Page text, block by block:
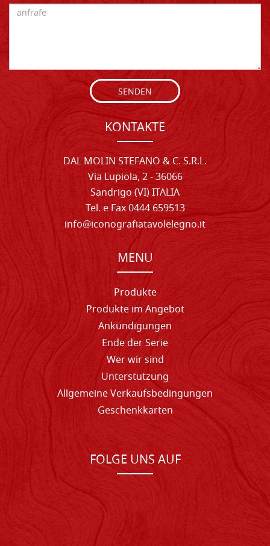
SENDEN
KONTAKTE
DAL MOLIN STEFANO & C. S.R.L.
Via Lupiola, 2 - 36066
Sandrigo (VI) ITALIA
Tel. e Fax 0444 659513
info@iconografiatavolelegno.it
MENU
Produkte
Produkte im Angebot
Ankündigungen
Ende der Serie
Wer wir sind
Unterstutzung
Allgemeine Verkaufsbedingungen
Geschenkkarten
FOLGE UNS AUF